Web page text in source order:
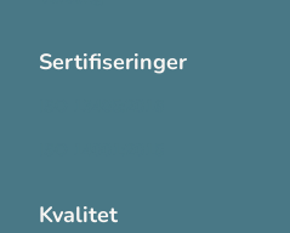
Sertifiseringer
Kvalitet